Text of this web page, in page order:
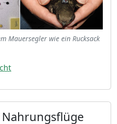
Mauersegler wie ein Rucksack
Nahrungsflüge